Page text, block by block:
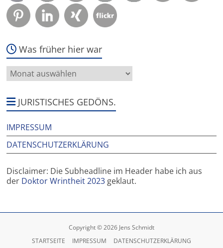
Was früher hier war
Was
früher
warJURISTISCHES GEDÖNS.
IMPRESSUM
DATENSCHUTZERKLÄRUNG
Disclaimer: Die Subheadline im Header habe ich aus
der Doktor Wrintheit 2023 geklaut.
Copyright © 2026 Jens Schmidt
STARTSEITE
IMPRESSUM DATENSCHUTZERKLÄRUNG